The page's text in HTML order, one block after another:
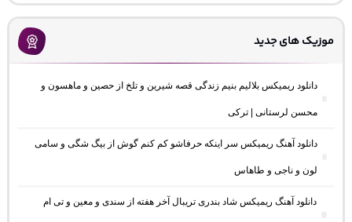
موزیک های جدید
دانلود ریمیکس بلالیم بنیم زندگی قصه شیرین و تلخ از حصین و ماهسون و
محسن لرستانی | ترکی
دانلود آهنگ ریمیکس سر اینکه حرفاشو کم کنم گوش از بیگ شگی و سامی
لون و ناجی و طاهاس
دانلود آهنگ ریمیکس شاد بندری تریبال آخر هفته از سندی و معین و تی ام